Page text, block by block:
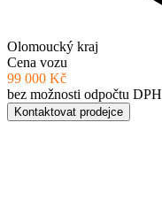
Olomoucký kraj
Cena vozu
99 000 Kč
bez možnosti odpočtu DPH
Kontaktovat prodejce